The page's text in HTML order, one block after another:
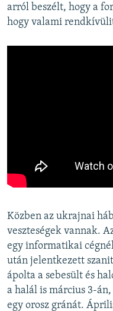
arról beszélt, hogy a
hogy valami
Közben az ukrajnai
veszteségek vannak.
egy informatikai
után jelentkezett
ápolta a sebesült és
a halál is március 3-
egy orosz gránát.